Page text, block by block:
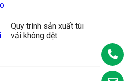
Quy trình sản xuất túi
vải không dệt